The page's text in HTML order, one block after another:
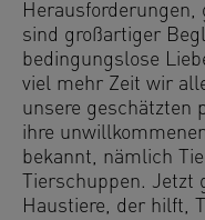
Herausforderungen,
sind großartiger
bedingungslose
viel mehr Zeit wir
unsere geschätzten
ihre
bekannt, nämlich
Tierschuppen. Jetzt
Haustiere, der hilft,